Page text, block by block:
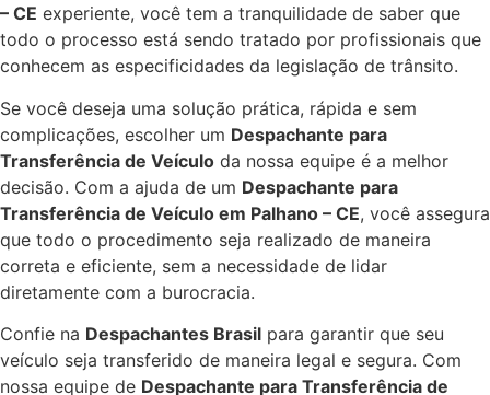
– CE experiente, você tem a tranquilidade de saber que
todo o processo está sendo tratado por profissionais que
conhecem as especificidades da legislação de trânsito.
Se você deseja uma solução prática, rápida e sem
complicações, escolher um Despachante para
Transferência de Veículo da nossa equipe é a melhor
decisão. Com a ajuda de um Despachante para
Transferência de Veículo em Palhano – CE, você assegura
que todo o procedimento seja realizado de maneira
correta e eficiente, sem a necessidade de lidar
diretamente com a burocracia.
Confie na Despachantes Brasil para garantir que seu
veículo seja transferido de maneira legal e segura. Com
nossa equipe de Despachante para Transferência de